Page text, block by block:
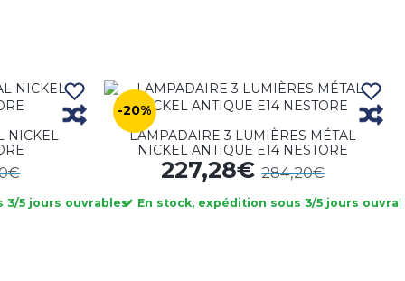
NICKEL
3/5 jours ouvrables
-20%
LAMPADAIRE 3 LUMIÈRES MÉTAL
NICKEL ANTIQUE E14 NESTORE
227,28€284,20€
En stock, expédition sous 3/5 jours